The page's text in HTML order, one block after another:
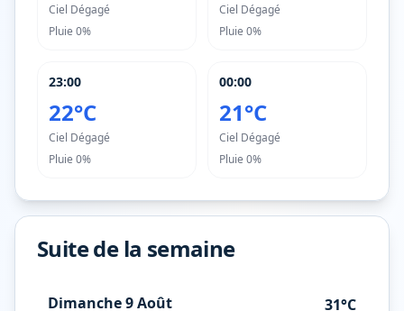
Ciel Dégagé
Pluie 0%
Ciel Dégagé
Pluie 0%
23:00
22°C
Ciel Dégagé
Pluie 0%
00:00
21°C
Ciel Dégagé
Pluie 0%
Suite de la semaine
Dimanche 9 Août 31°C